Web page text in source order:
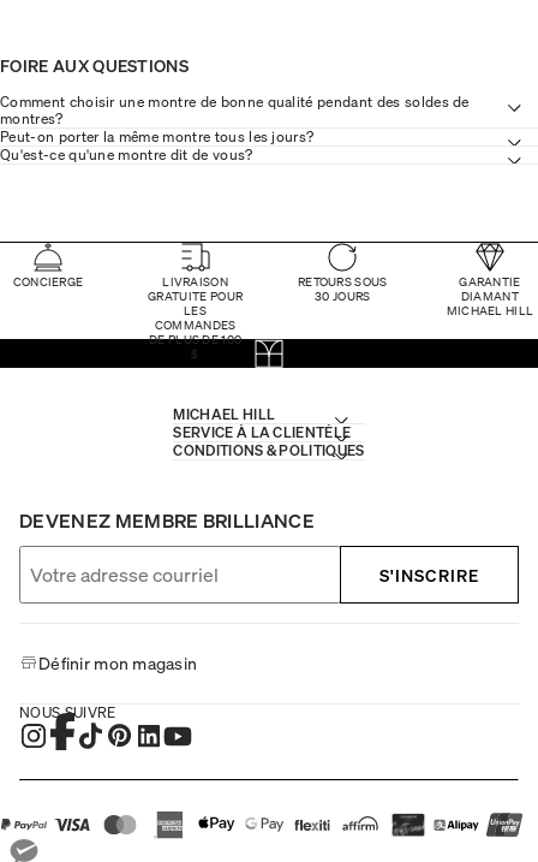
FOIRE AUX QUESTIONS
Comment choisir une montre de bonne qualité pendant des soldes de
montres?
Peut-on porter la même montre tous les jours?
Qu'est-ce qu'une montre dit de vous?
CONCIERGE
LIVRAISON
GRATUITE POUR
LES
COMMANDES
DE PLUS DE 100
$
RETOURS SOUS
30 JOURS
GARANTIE
DIAMANT
MICHAEL HILL
MICHAEL HILL
SERVICE À LA CLIENTÈLE
CONDITIONS & POLITIQUES
DEVENEZ MEMBRE BRILLIANCE
S'INSCRIRE
Définir mon magasin
NOUS SUIVRE